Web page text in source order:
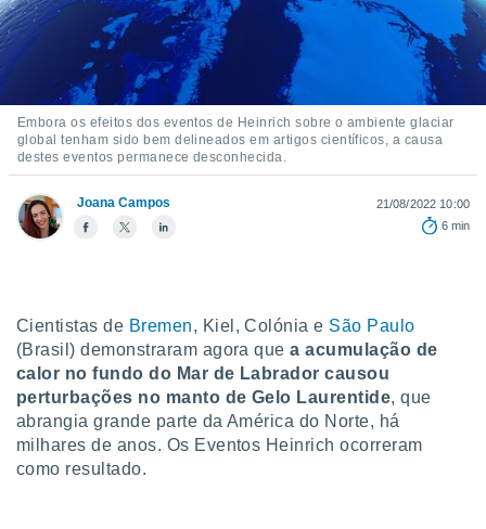
a
todos os
ou
o
no
e
com
na nossa
e
CONFIGURAÇÕES
Embora os efeitos dos eventos de Heinrich sobre o ambiente glaciar
global tenham sido bem delineados em artigos científicos, a causa
destes eventos permanece desconhecida.
Joana Campos
21/08/2022 10:00
6 min
Cientistas de Bremen, Kiel, Colónia e São Paulo
(Brasil) demonstraram agora quea acumulação de
calor no fundo do Mar de Labrador causou
perturbações no manto de Gelo Laurentide, que
abrangia grande parte da América do Norte, há
milhares de anos. Os Eventos Heinrich ocorreram
como resultado.